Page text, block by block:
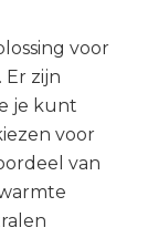
voor
Er zijn
je kunt
voor
van